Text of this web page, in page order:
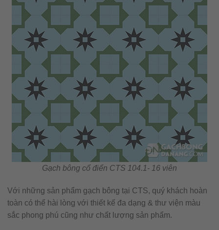
Gạch bông cổ điển CTS 104.1- 16 viên
Với những sản phẩm gạch bông tại CTS, quý khách hoàn
toàn có thể hài lòng với thiết kế đa dạng & thư viện màu
sắc phong phú cũng như chất lượng sản phẩm.